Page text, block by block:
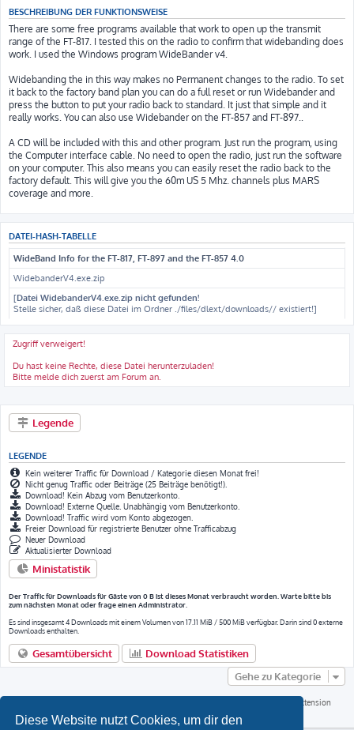
Diese Website nutzt Cookies, um dir den
BESCHREIBUNG DER FUNKTIONSWEISE
There are some free programs available that work to open up the transmit
range of the FT-817. I tested this on the radio to confirm that widebanding does
work. I used the Windows program WideBander v4.
Widebanding the in this way makes no Permanent changes to the radio. To set
it back to the factory band plan you can do a full reset or run Widebander and
press the button to put your radio back to standard. It just that simple and it
really works. You can also use Widebander on the FT-857 and FT-897..
A CD will be included with this and other program. Just run the program, using
the Computer interface cable. No need to open the radio, just run the software
on your computer. This also means you can easily reset the radio back to the
factory default. This will give you the 60m US 5 Mhz. channels plus MARS
coverage and more.
DATEI-HASH-TABELLE
WideBand Info for the FT-817, FT-897 and the FT-857 4.0
WidebanderV4.exe.zip
[Datei WidebanderV4.exe.zip nicht gefunden!
Stelle sicher, daß diese Datei im Ordner ./files/dlext/downloads// existiert!]
Zugriff verweigert!
Du hast keine Rechte, diese Datei herunterzuladen!
Bitte melde dich zuerst am Forum an.
Legende
LEGENDE
Kein weiterer Traffic für Download / Kategorie diesen Monat frei!
Nicht genug Traffic oder Beiträge (25 Beiträge benötigt!).
Download! Kein Abzug vom Benutzerkonto.
Download! Externe Quelle. Unabhängig vom Benutzerkonto.
Download! Traffic wird vom Konto abgezogen.
Freier Download für registrierte Benutzer ohne Trafficabzug
Neuer Download
Aktualisierter Download
Ministatistik
Der Traffic für Downloads für Gäste von 0 B ist dieses Monat verbraucht worden. Warte bitte bis
zum nächsten Monat oder frage einen Administrator.
Es sind insgesamt 4 Downloads mit einem Volumen von 17.11 MiB / 500 MiB verfügbar. Darin sind 0 externe
Downloads enthalten.
Gesamtübersicht
Download Statistiken
Gehe zu Kategorie
• Download Extension